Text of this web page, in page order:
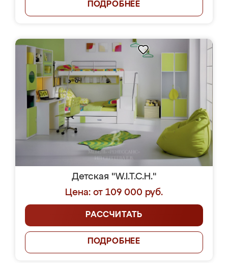
ПОДРОБНЕЕ
Детская "W.I.T.C.H."
Цена: от 109 000 руб.
РАССЧИТАТЬ
ПОДРОБНЕЕ